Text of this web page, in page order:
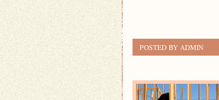
POSTED BY ADMIN